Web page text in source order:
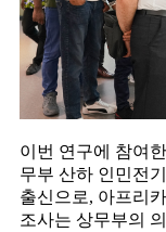
이번 연구에 참여
무부 산하 인민전
출신으로, 아프리
조사는 상무부의